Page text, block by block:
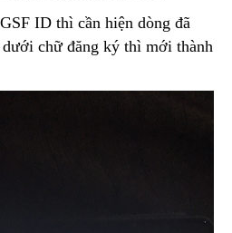
ID thì cần hiện dòng đã
chữ đăng ký thì mới thành